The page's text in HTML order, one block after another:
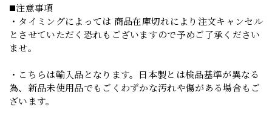
◼️注意事項
・タイミングによっては 商品在庫切れにより注文キャンセル
とさせていただく恐れもございますので予めご了承ください
ませ。
・こちらは輸入品となります。日本製とは検品基準が異なる
為、新品未使用品でもごくわずかな汚れや傷がある場合もご
ざいます。